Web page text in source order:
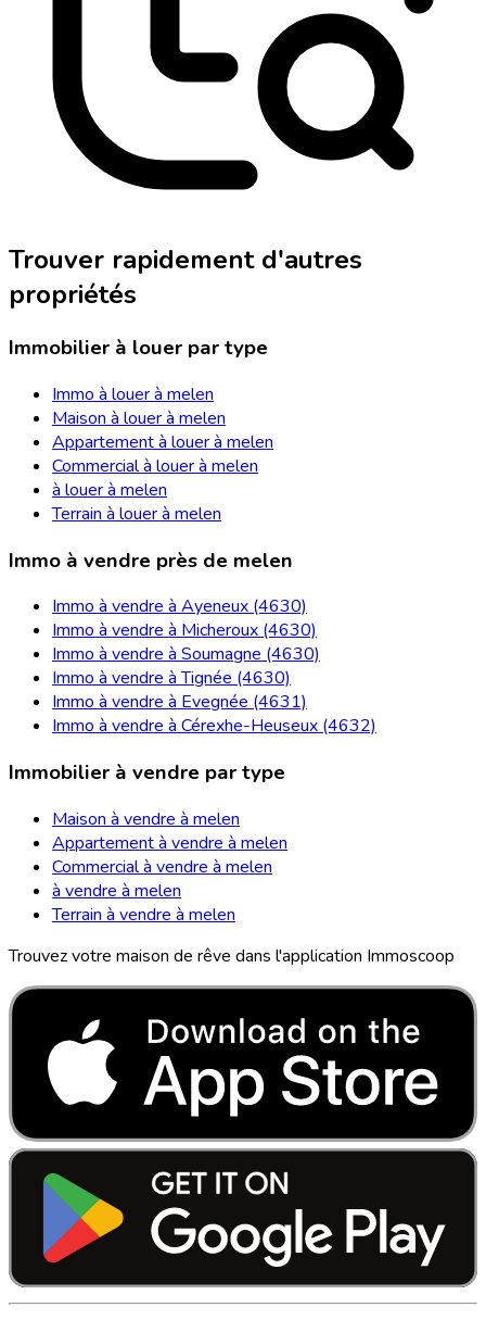
Trouver rapidement d'autres
propriétés
Immobilier à louer par type
Immo à louer à melen
Maison à louer à melen
Appartement à louer à melen
Commercial à louer à melen
à louer à melen
Terrain à louer à melen
Immo à vendre près de melen
Immo à vendre à Ayeneux (4630)
Immo à vendre à Micheroux (4630)
Immo à vendre à Soumagne (4630)
Immo à vendre à Tignée (4630)
Immo à vendre à Evegnée (4631)
Immo à vendre à Cérexhe-Heuseux (4632)
Immobilier à vendre par type
Maison à vendre à melen
Appartement à vendre à melen
Commercial à vendre à melen
à vendre à melen
Terrain à vendre à melen
Trouvez votre maison de rêve dans l'application Immoscoop